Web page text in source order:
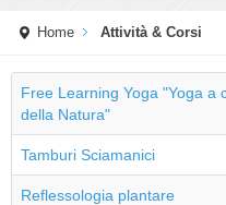
Home Attività & Corsi
Free Learning Yoga "Yoga a
della Natura"
Tamburi Sciamanici
Reflessologia plantare